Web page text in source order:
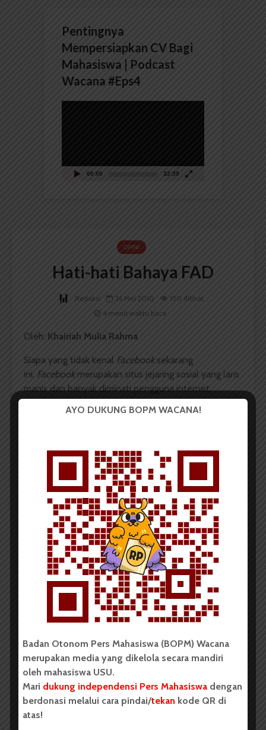
Pentingnya
Mempersiapkan CV Bagi
Mahasiswa | Podcast
Wacana #Eps4
00:00 32:39
OPINI
Hati-hati Bahaya FAD
Redaksi 26 Mei 2010
150 dilihat
4 menit waktu baca
Oleh: Khairiah Mulia Rahma
Siapa yang tidak kenal Facebooksekarang
ini. Facebookmerupakan situs jejaring sosial yang laris
manis dan banyak diminati pengguna internet,
facebookseakan wajib bagi sebagian besar
Facebook
bukan hanya lahan yang dapat digunakan
untuk mencari teman dan saling berbagi informasi di
dunia maya.Facebookjuga dapat berfungsi sebagai
lahan promosi atau iklan dan sarana hiburan. Namun
ternyata banyak orang yang
menggunakanfacebookuntuk hal-hal bersifat negatif
dan merugikan orang lain. Tak jarang kita mendengar
keluhan dari teman atau orang disekitar kita yang
merasa dirugikan akibatfacebookini. Salah satunya
adalah ‘impersonation’.
Impersonation merupakan informasi-informasi yang
salah atau palsu mengenai seorang atau sekelompok
individu yang tersebar secara bebas di dunia maya.
Biasanya korban impersonation tidak mengetahui
bagaimana informasi yang salah tentang mereka
tersebar dan tidak dapat ditarik kembali.
AYO DUKUNG BOPM WACANA!
Badan Otonom Pers Mahasiswa (BOPM) Wacana
merupakan media yang dikelola secara mandiri
oleh mahasiswa USU.
Mari dukung independensi Pers Mahasiswa dengan
berdonasi melalui cara pindai/tekan kode QR di
atas!